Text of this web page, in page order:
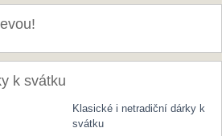
k svátku
Klasické i netradiční dárky k
svátku